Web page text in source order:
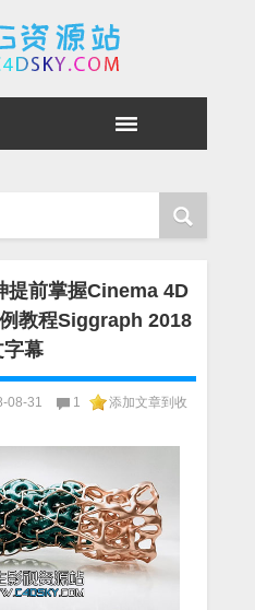
提前掌握Cinema 4D
教程Siggraph 2018
幕
08-31 1
添加文章到收